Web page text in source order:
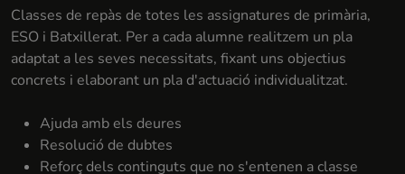
Classes de repàs de totes les assignatures de primària,
ESO i Batxillerat. Per a cada alumne realitzem un pla
adaptat a les seves necessitats, fixant uns objectius
concrets i elaborant un pla d'actuació individualitzat.
Ajuda amb els deures
Resolució de dubtes
Reforç dels continguts que no s'entenen a classe